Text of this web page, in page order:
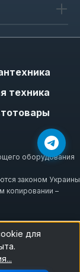
техника
оборудования
законом Украины
копировании –
для